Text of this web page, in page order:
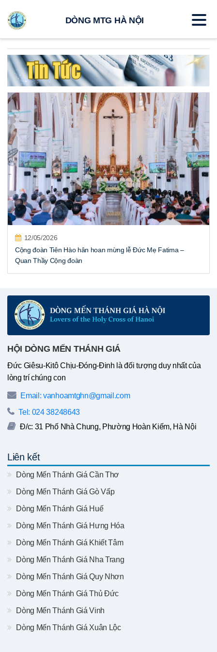
12/05/2026
Cộng đoàn Tiên Hào hân hoan mừng lễ Đức Mẹ Fatima –
Quan Thầy Cộng đoàn
HỘI DÒNG MẾN THÁNH GIÁ
Đức Giêsu-Kitô Chịu-Đóng-Đinh là đối tượng duy nhất của
lòng trí chúng con
Email: vanhoamtghn@gmail.com
Tel: 024 38248643
Đ/c: 31 Phố Nhà Chung, Phường Hoàn Kiếm, Hà Nội
Liên kết
Dòng Mến Thánh Giá Cần Thơ
Dòng Mến Thánh Giá Gò Vấp
Dòng Mến Thánh Giá Huế
Dòng Mến Thánh Giá Hưng Hóa
Dòng Mến Thánh Giá Khiết Tâm
Dòng Mến Thánh Giá Nha Trang
Dòng Mến Thánh Giá Quy Nhơn
Dòng Mến Thánh Giá Thủ Đức
Dòng Mến Thánh Giá Vinh
Dòng Mến Thánh Giá Xuân Lộc
DÒNG MTG HÀ NỘI